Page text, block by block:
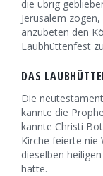
die übrig
Jerusalem
anzubeten den
Laubhüttenfest
DAS
Die
kannte die
kannte Christi
Kirche feierte nie
dieselben
hatte.